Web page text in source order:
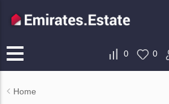
0 0
Home